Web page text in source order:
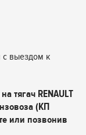
с выездом к
тягач RENAULT
(КП
или позвонив